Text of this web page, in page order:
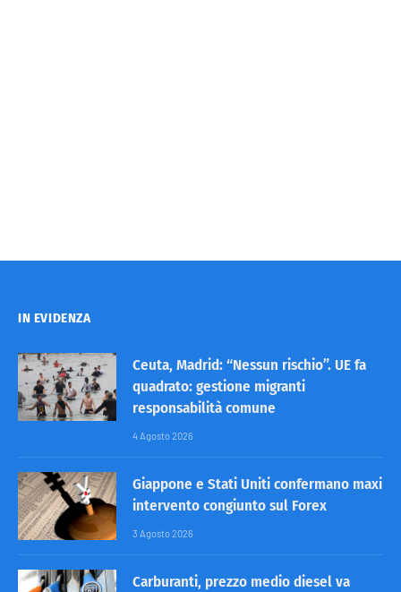
IN EVIDENZA
Ceuta, Madrid: “Nessun rischio”. UE fa
quadrato: gestione migranti
responsabilità comune
4 Agosto 2026
Giappone e Stati Uniti confermano maxi
intervento congiunto sul Forex
3 Agosto 2026
Carburanti, prezzo medio diesel va